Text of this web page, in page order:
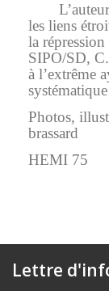
les liens
la
SIPO/SD,
à l’extrême
Photos,
brassard
HEMI 75
Lettre